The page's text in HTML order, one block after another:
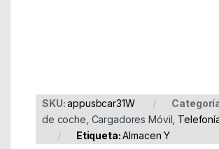
SKU:appusbcar31W
de coche Cargadores Móvil
Etiqueta:Almacen Y